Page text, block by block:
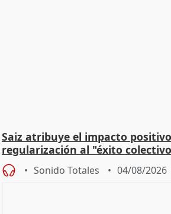
Saiz atribuye el impacto
regularización al "éxito
Sonido Totales 04/08/2026